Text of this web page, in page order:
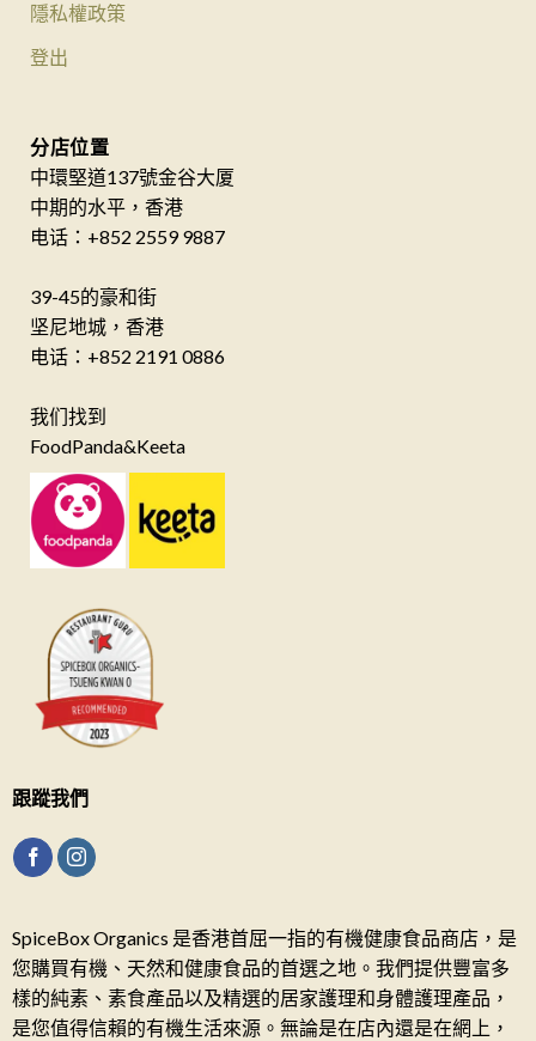
隱私權政策
登出
分店位置
中環堅道137號金谷大厦
中期的水平，香港
电话：+852 2559 9887
39-45的豪和街
坚尼地城，香港
电话：+852 2191 0886
我们找到
FoodPanda&Keeta
跟蹤我們
SpiceBox Organics 是香港首屈一指的有機健康食品商店，是
您購買有機、天然和健康食品的首選之地。我們提供豐富多
樣的純素、素食產品以及精選的居家護理和身體護理產品，
是您值得信賴的有機生活來源。無論是在店內還是在網上，